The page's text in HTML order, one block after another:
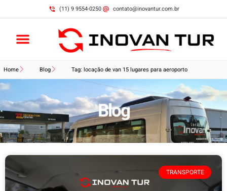
(11) 9 9554-0250 contato@inovantur.com.br
Home Blog Tag: locação de van 15 lugares para aeroporto
Blog
TRANSPORTE